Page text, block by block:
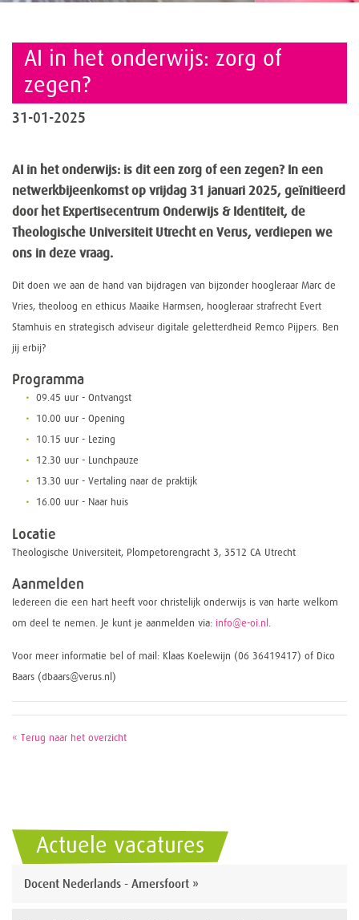
AI in het onderwijs: zorg of
zegen?
31-01-2025
AI in het onderwijs: is dit een zorg of een zegen? In een
netwerkbijeenkomst op vrijdag 31 januari 2025, geïnitieerd
door het Expertisecentrum Onderwijs & Identiteit, de
Theologische Universiteit Utrecht en Verus, verdiepen we
ons in deze vraag.
Dit doen we aan de hand van bijdragen van bijzonder hoogleraar Marc de
Vries, theoloog en ethicus Maaike Harmsen, hoogleraar strafrecht Evert
Stamhuis en strategisch adviseur digitale geletterdheid Remco Pijpers. Ben
jij erbij?
Programma
09.45 uur - Ontvangst
10.00 uur - Opening
10.15 uur - Lezing
12.30 uur - Lunchpauze
13.30 uur - Vertaling naar de praktijk
16.00 uur - Naar huis
Locatie
Theologische Universiteit, Plompetorengracht 3, 3512 CA Utrecht
Aanmelden
Iedereen die een hart heeft voor christelijk onderwijs is van harte welkom
om deel te nemen. Je kunt je aanmelden via: info@e-oi.nl .
Voor meer informatie bel of mail: Klaas Koelewijn (06 36419417) of Dico
Baars (dbaars@verus.nl)
« Terug naar het overzicht
Actuele vacatures
Docent Nederlands - Amersfoort »